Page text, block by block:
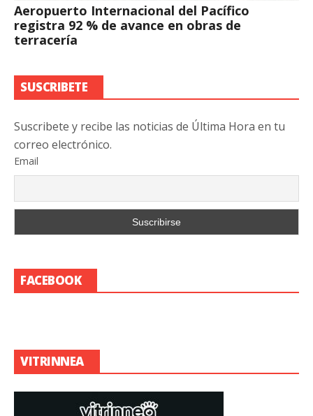
Aeropuerto Internacional del Pacífico
registra 92 % de avance en obras de
terracería
SUSCRIBETE
Suscribete y recibe las noticias de Última Hora en tu
correo electrónico.
Email
FACEBOOK
VITRINNEA